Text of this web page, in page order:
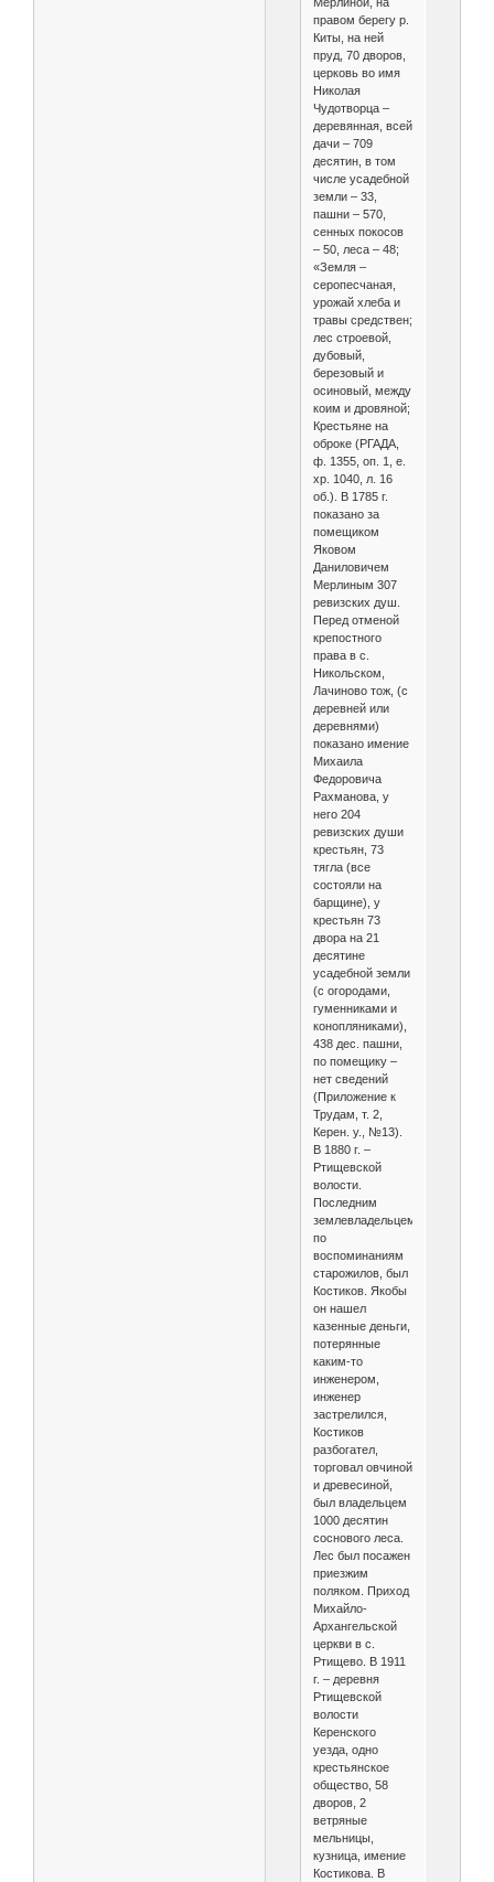
правом берегу р.
Киты, на ней
пруд, 70 дворов,
церковь во имя
Николая
Чудотворца –
деревянная, всей
дачи – 709
десятин, в том
числе усадебной
земли – 33,
пашни – 570,
сенных покосов
– 50, леса – 48;
«Земля –
серопесчаная,
урожай хлеба и
травы средствен;
лес строевой,
дубовый,
березовый и
осиновый, между
коим и дровяной;
Крестьяне на
оброке (РГАДА,
ф. 1355, оп. 1, е.
хр. 1040, л. 16
об.). В 1785 г.
показано за
помещиком
Яковом
Даниловичем
Мерлиным 307
ревизских душ.
Перед отменой
крепостного
права в с.
Никольском,
Лачиново тож, (с
деревней или
деревнями)
показано имение
Михаила
Федоровича
Рахманова, у
него 204
ревизских души
крестьян, 73
тягла (все
состояли на
барщине), у
крестьян 73
двора на 21
десятине
усадебной земли
(с огородами,
гуменниками и
конопляниками),
438 дес. пашни,
по помещику –
нет сведений
(Приложение к
Трудам, т. 2,
Керен. у., №13).
В 1880 г. –
Ртищевской
волости.
Последним
землевладельцем,
по
воспоминаниям
старожилов, был
Костиков. Якобы
он нашел
казенные деньги,
потерянные
каким-то
инженером,
инженер
застрелился,
Костиков
разбогател,
торговал овчиной
и древесиной,
был владельцем
1000 десятин
соснового леса.
Лес был посажен
приезжим
поляком. Приход
Михайло-
Архангельской
церкви в с.
Ртищево. В 1911
г. – деревня
Ртищевской
волости
Керенского
уезда, одно
крестьянское
общество, 58
дворов, 2
ветряные
мельницы,
кузница, имение
Костикова. В